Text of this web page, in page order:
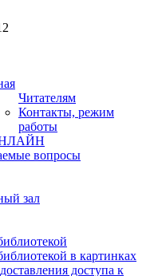
Читателям
Контакты, режим
работы
вопросы
зал
в картинках
доступа к